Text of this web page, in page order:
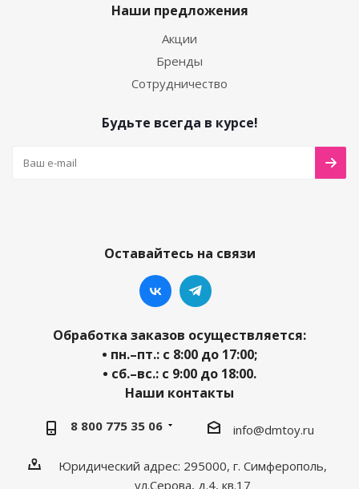
Наши предложения
Акции
Бренды
Сотрудничество
Будьте всегда в курсе!
Оставайтесь на связи
Обработка заказов осуществляется:
• пн.–пт.: с 8:00 до 17:00;
• сб.–вс.: с 9:00 до 18:00.
Наши контакты
8 800 775 35 06 info@dmtoy.ru
Юридический адрес: 295000, г. Симферополь,
ул.Серова, д.4, кв.17